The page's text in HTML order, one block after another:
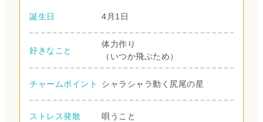
誕生日 4月1日
好きなこと
体力作り
（いつか飛ぶため）
チャームポイント シャラシャラ動く尻尾の星
ストレス発散 唄うこと